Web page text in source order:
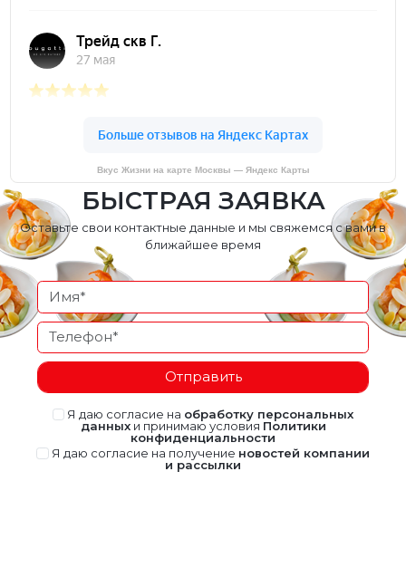
Вкус Жизни на карте Москвы — Яндекс Карты
БЫСТРАЯ ЗАЯВКА
Оставьте свои контактные данные и мы свяжемся с вами в
ближайшее время
Отправить
Я даю согласие на обработку персональных
данныхи принимаю условия Политики
конфиденциальности
Я даю согласие на получение новостей компании
и рассылки